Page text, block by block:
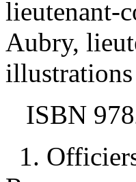
lieutenant-
Aubry,
ISBN
1.